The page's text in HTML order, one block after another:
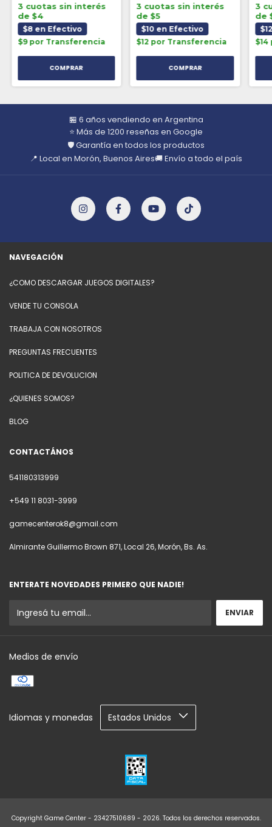
3 cuotas sin interés
de $4
$8 en Efectivo
$9 por Transferencia
3 cuotas sin interés
de $5
$10 en Efectivo
$12 por Transferencia
3
de
🏪 6 años vendiendo en Argentina
⭐ Más de 1200 reseñas en Google
🛡️ Garantía en todos los productos
📍 Local en Morón, Buenos Aires🚚 Envío a todo el país
NAVEGACIÓN
¿COMO DESCARGAR JUEGOS DIGITALES?
VENDE TU CONSOLA
TRABAJA CON NOSOTROS
PREGUNTAS FRECUENTES
POLITICA DE DEVOLUCION
¿QUIENES SOMOS?
BLOG
CONTACTÁNOS
541180313999
+549 11 8031-3999
gamecenterok8@gmail.com
Almirante Guillermo Brown 871, Local 26, Morón, Bs. As.
ENTERATE NOVEDADES PRIMERO QUE NADIE!
Medios de envío
Idiomas y monedas
Copyright Game Center - 23427510689 - 2026. Todos los derechos reservados.